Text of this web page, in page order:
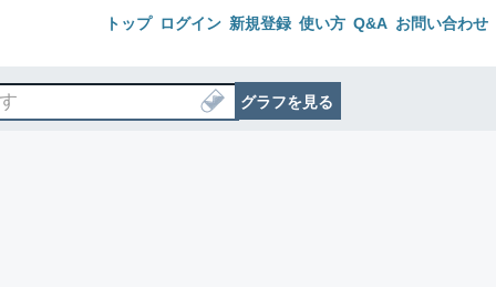
トップ ログイン 新規登録 使い方 Q&A お問い合わせ
グラフを見る